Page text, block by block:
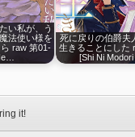
い私が、う
法使い様を
raw 第01-
死に戻りの伯爵夫
生きることにした
[Shi Ni
it!